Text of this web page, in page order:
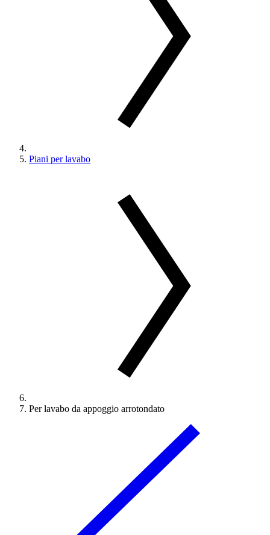
Piani per lavabo
Per lavabo da appoggio arrotondato